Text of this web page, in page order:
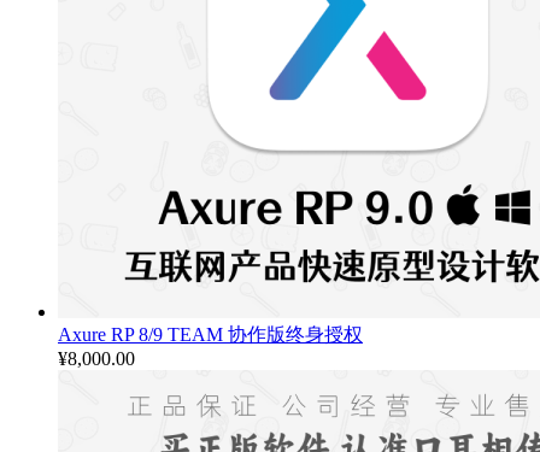
Axure RP 8/9 TEAM 协作版终身授权
¥8,000.00